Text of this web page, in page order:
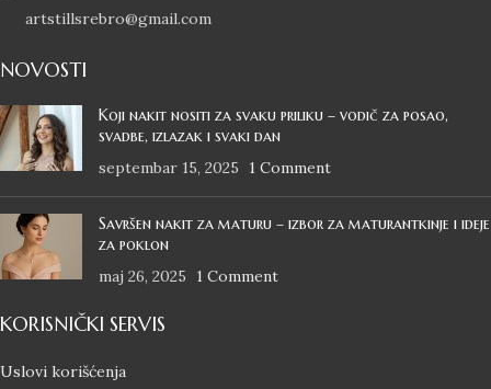
artstillsrebro@gmail.com
NOVOSTI
Koji nakit nositi za svaku priliku – vodič za posao,
svadbe, izlazak i svaki dan
septembar 15, 2025
1 Comment
Savršen nakit za maturu – izbor za maturantkinje i ideje
za poklon
maj 26, 2025
1 Comment
KORISNIČKI SERVIS
Uslovi korišćenja